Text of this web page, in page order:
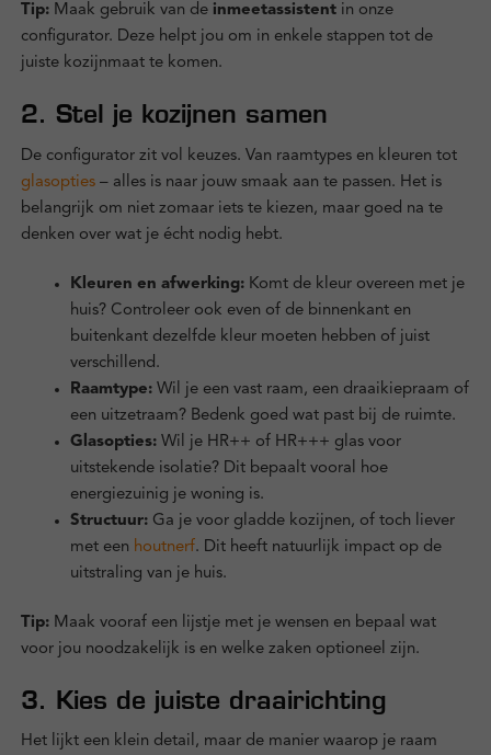
Tip:Maak gebruik van de inmeetassistentin onze
configurator. Deze helpt jou om in enkele stappen tot de
juiste kozijnmaat te komen.
2. Stel je kozijnen samen
De configurator zit vol keuzes. Van raamtypes en kleuren tot
glasopties– alles is naar jouw smaak aan te passen. Het is
belangrijk om niet zomaar iets te kiezen, maar goed na te
denken over wat je écht nodig hebt.
Kleuren en afwerking:Komt de kleur overeen met je
huis? Controleer ook even of de binnenkant en
buitenkant dezelfde kleur moeten hebben of juist
verschillend.
Raamtype:Wil je een vast raam, een draaikiepraam of
een uitzetraam? Bedenk goed wat past bij de ruimte.
Glasopties:Wil je HR++ of HR+++ glas voor
uitstekende isolatie? Dit bepaalt vooral hoe
energiezuinig je woning is.
Structuur:Ga je voor gladde kozijnen, of toch liever
met een houtnerf. Dit heeft natuurlijk impact op de
uitstraling van je huis.
Tip:Maak vooraf een lijstje met je wensen en bepaal wat
voor jou noodzakelijk is en welke zaken optioneel zijn.
3. Kies de juiste draairichting
Het lijkt een klein detail, maar de manier waarop je raam